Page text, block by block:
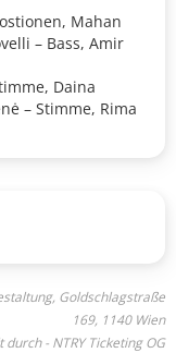
Mahan
– Bass, Amir
Daina
– Stimme, Rima
Goldschlagstraße
169, 1140 Wien
durch - NTRY Ticketing OG